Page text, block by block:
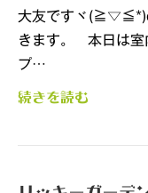
大友ですヾ(≧▽≦*)o
きます。 本日は室
プ…
続きを読む